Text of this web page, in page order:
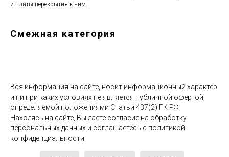
и плиты перекрытия к ним.
Смежная категория
Вся информация на сайте, носит информационный характер
и ни при каких условиях не является публичной офертой,
определяемой положениями Статьи 437(2) ГК РФ.
Находясь на сайте, Вы даете согласие на обработку
персональных данных и соглашаетесь c политикой
конфиденциальности.